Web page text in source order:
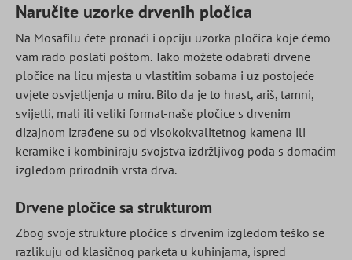
Naručite uzorke drvenih pločica
Na Mosafilu ćete pronaći i opciju uzorka pločica koje ćemo
vam rado poslati poštom. Tako možete odabrati drvene
pločice na licu mjesta u vlastitim sobama i uz postojeće
uvjete osvjetljenja u miru. Bilo da je to hrast, ariš, tamni,
svijetli, mali ili veliki format-naše pločice s drvenim
dizajnom izrađene su od visokokvalitetnog kamena ili
keramike i kombiniraju svojstva izdržljivog poda s domaćim
izgledom prirodnih vrsta drva.
Drvene pločice sa strukturom
Zbog svoje strukture pločice s drvenim izgledom teško se
razlikuju od klasičnog parketa u kuhinjama, ispred